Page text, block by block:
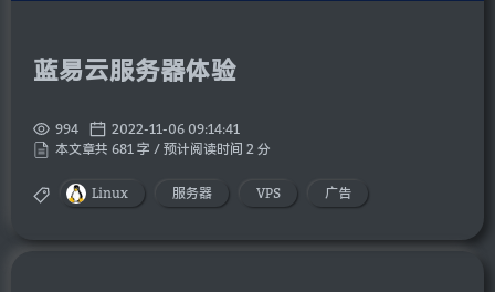
蓝易云服务器体验
994
2022-11-06 09:14:41
本文章共 681 字 / 预计阅读时间 2 分
Linux 服务器 VPS 广告